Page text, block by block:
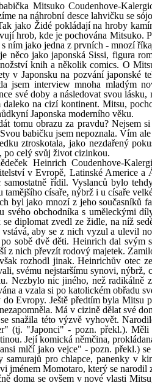
Mitsuko Coudenhove-
na náhrobní desce lahvičku se
jako Židé pokládají na hroby
hrob, kde je pochována Mitsuko.
s ním jako jedna z prvních - mnozí
něco jako japonská Sissi, figura
knih a několik comics. O
v Japonsku na pozvání japonské
jsem interview mnoha mladým
své doby a následovat svou
daleko na cizí kontinent. Mitsu,
Japonska moderního věku.
tomu obrazu za pravdu? Nejsem
babičku jsem nepoznala. Vím
ztroskotala, jako nezdařený
po celý svůj život cizinkou.
Heinrich Coudenhove-
v Evropě, Latinské Americe
samostatně řídil. Vyslanců bylo
tamějšího císaře, nýbrž i u císaře
byl jako mnozí z jeho současníků
svého obchodníka s uměleckými
se diplomat zvedl ze židle, na níž
aby se z nich vyzul a ulevil
sobě dvě děti. Heinrich dal svým
z nich převzít rodový majetek.
rozhodl jinak. Heinrichův otec
svému nejstaršímu synovi, nýbrž,
Nezbylo nic jiného, než radikálně
a vzala si po katolickém obřadu
do Evropy. Ještě předtím byla Mitsu
Má v cizině dělat své
snažila této výzvě vyhovět.
(tj. "Japonci" - pozn. překl.). Měli
Její komická němčina,
mlčí jako vejce" - pozn. překl.)
samurajů pro chlapce, panenky v
jménem Momotaro, který se narodil
doma se ovšem v nové vlasti